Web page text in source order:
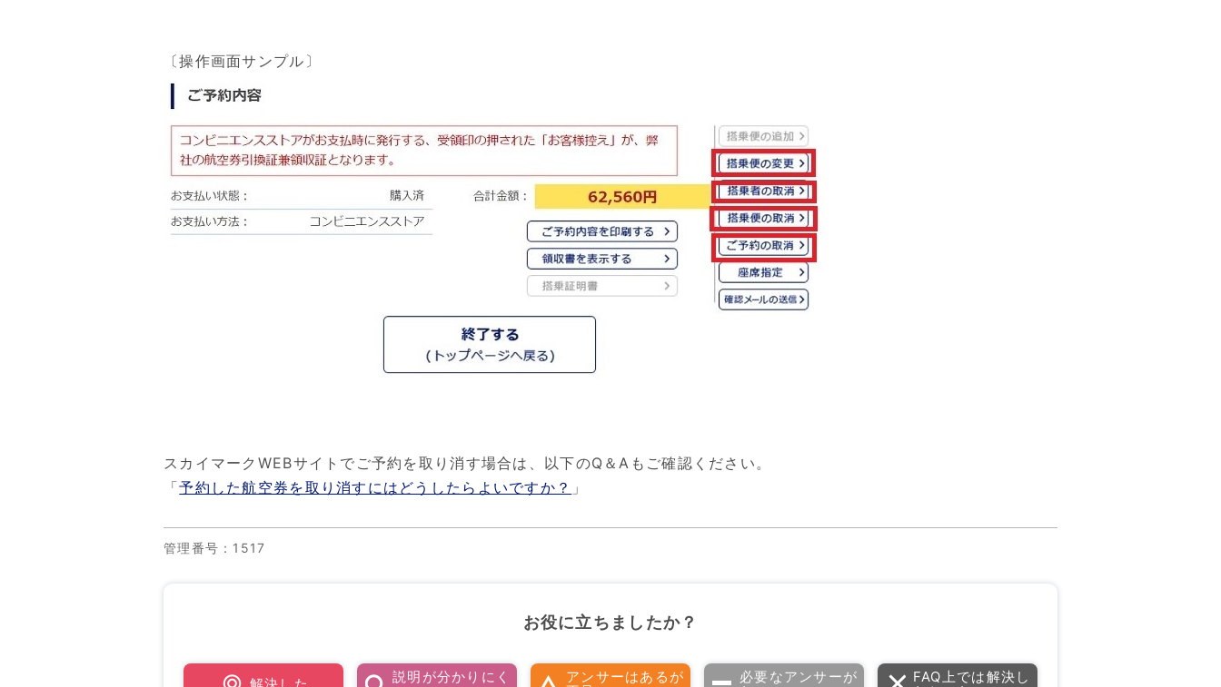
〔操作画面サンプル〕
スカイマークWEBサイトでご予約を取り消す場合は、以下のQ＆Aもご確認ください。
「予約した航空券を取り消すにはどうしたらよいですか？ 」
管理番号 ：1517
お役に立ちましたか？
説明が分かりにく
アンサーはあるが
必要なアンサーが
FAQ上では解決し